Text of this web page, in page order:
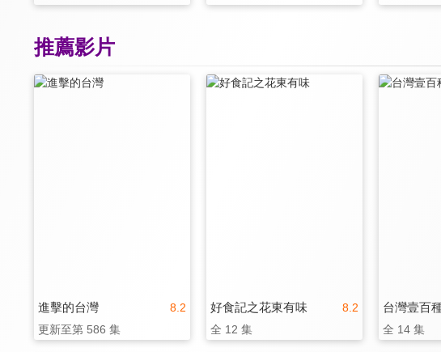
推薦影片
8.2
進擊的台灣
更新至第 586 集
8.2
好食記之花東有味
全 12 集
台灣壹百
全 14 集